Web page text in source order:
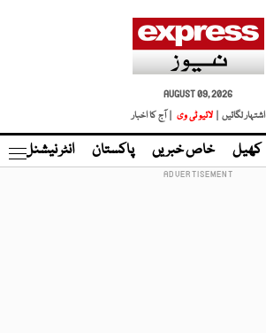
AUGUST 09, 2026
اشتہار لگائیں |
لائیو ٹی وی | آج کا اخبار
کھیل خاص خبریں پاکستان انٹر نیشنل